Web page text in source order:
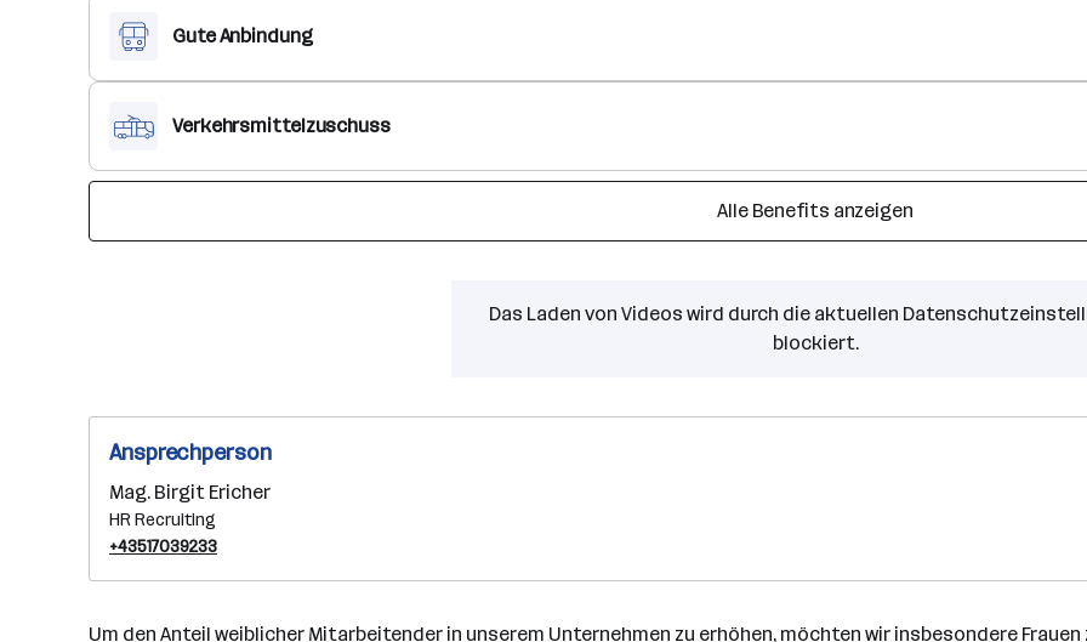
Gute Anbindung
Verkehrsmittelzuschuss
Alle Benefits anzeigen
Das Laden von Videos wird durch die aktuellen
blockiert.
Ansprechperson
Mag. Birgit Ericher
HR Recruiting
+43517039233
Um den Anteil weiblicher Mitarbeitender in unserem Unternehmen zu erhöhen, möchten wir insbesondere